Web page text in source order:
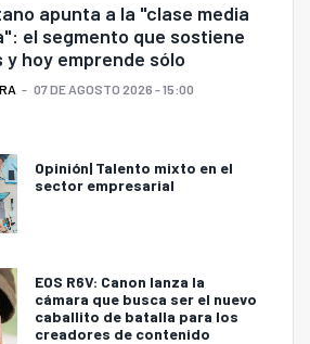
apunta a la "clase media
el segmento que sostiene
y hoy emprende sólo
07 DE AGOSTO 2026 - 15:00
Opinión| Talento mixto en el
sector empresarial
EOS R6V: Canon lanza la
cámara que busca ser el nuevo
caballito de batalla para los
creadores de contenido